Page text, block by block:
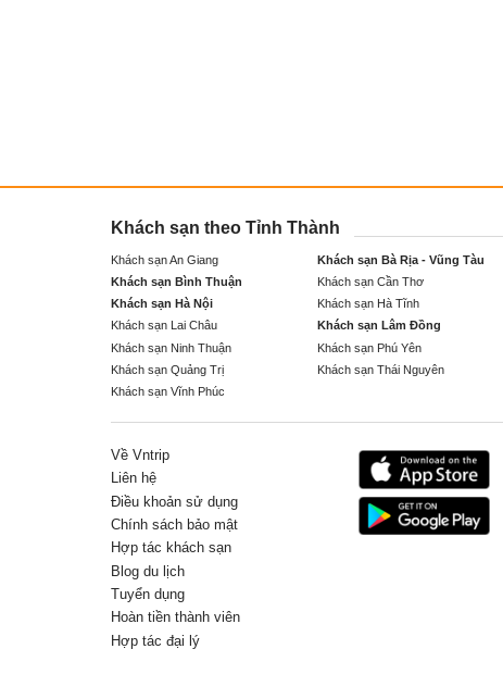
Khách sạn theo Tỉnh Thành
Khách sạn An Giang Khách sạn Bà Rịa - Vũng Tàu
Khách sạn Bình Thuận
Khách sạn Cần Thơ
Khách sạn Hà Nội
Khách sạn Hà Tĩnh
Khách sạn Lai Châu
Khách sạn Lâm Đồng
Khách sạn Ninh Thuận
Khách sạn Phú Yên
Khách sạn Quảng Trị
Khách sạn Thái Nguyên
Khách sạn Vĩnh Phúc
Về Vntrip
Liên hệ
Điều khoản sử dụng
Chính sách bảo mật
Hợp tác khách sạn
Blog du lịch
Tuyển dụng
Hoàn tiền thành viên
Hợp tác đại lý